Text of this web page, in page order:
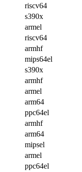
riscv64
s390x
armel
riscv64
armhf
mips64el
s390x
armhf
armel
arm64
ppc64el
armhf
arm64
mipsel
armel
ppc64el